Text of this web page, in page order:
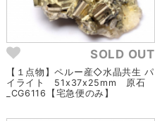
SOLD OUT
【１点物】ペルー産◇水晶共生 パ
イライト 51x37x25mm 原石
_CG6116【宅急便のみ】